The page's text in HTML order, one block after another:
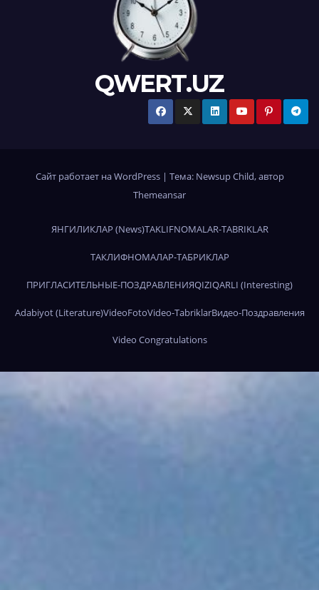
QWERT.UZ
Сайт работает на WordPress | Тема: Newsup Child, автор
Themeansar
ЯНГИЛИКЛАР (News)TAKLIFNOMALAR-TABRIKLAR
ТАКЛИФНОМАЛАР-ТАБРИКЛАР
ПРИГЛАСИТЕЛЬНЫЕ-ПОЗДРАВЛЕНИЯQIZIQARLI (Interesting)
Adabiyot (Literature)VideoFotoVideo-TabriklarВидео-Поздравления
Video Congratulations